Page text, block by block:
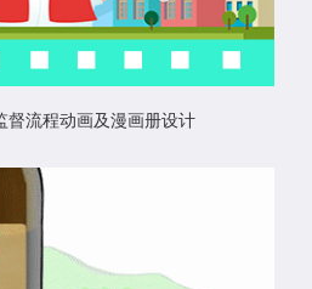
督流程动画及漫画册设计